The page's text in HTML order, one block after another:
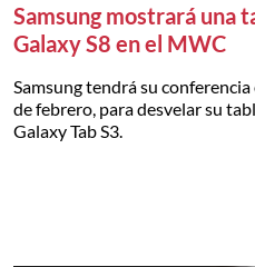
Samsung mostrará una
Galaxy S8 en el MWC
Samsung tendrá su
de febrero, para desvelar su
Galaxy Tab S3.